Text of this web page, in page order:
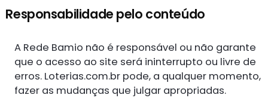
Responsabilidade pelo conteúdo
A Rede Bamio não é responsável ou não garante
que o acesso ao site será ininterrupto ou livre de
erros. Loterias.com.br pode, a qualquer momento,
fazer as mudanças que julgar apropriadas.